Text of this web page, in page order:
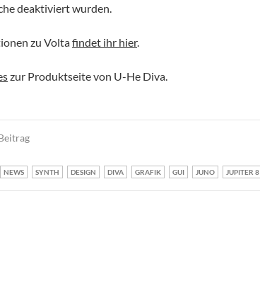
deaktiviert wurden.
zu Voltafindet ihr hier.
zur Produktseite von U-He Diva.
NEWS SYNTH DESIGN DIVA GRAFIK GUI JUNO JUPITER 8